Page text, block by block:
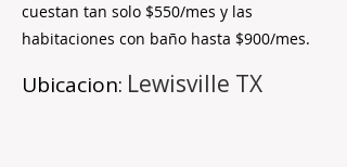
cuestan tan solo $550/mes y las
habitaciones con baño hasta $900/mes.
Ubicacion: Lewisville TX